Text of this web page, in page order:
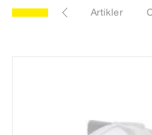
model 3233.8 Artikler